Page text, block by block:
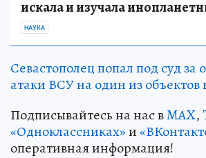
искала и изучала
НАУКА
Севастополец попал под суд за
атаки ВСУ на один из объектов
Подписывайтесь на нас вMAX,
«Одноклассниках»и
оперативная информация!